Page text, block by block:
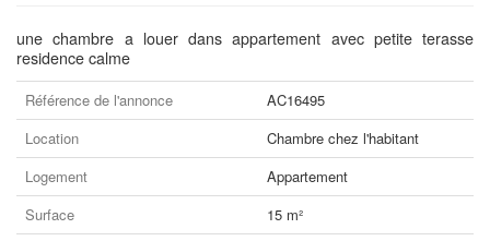
une chambre a louer dans appartement avec petite terasse
residence calme
Référence de l'annonce
AC16495
Location
Chambre chez l'habitant
Logement
Appartement
Surface
15 m²